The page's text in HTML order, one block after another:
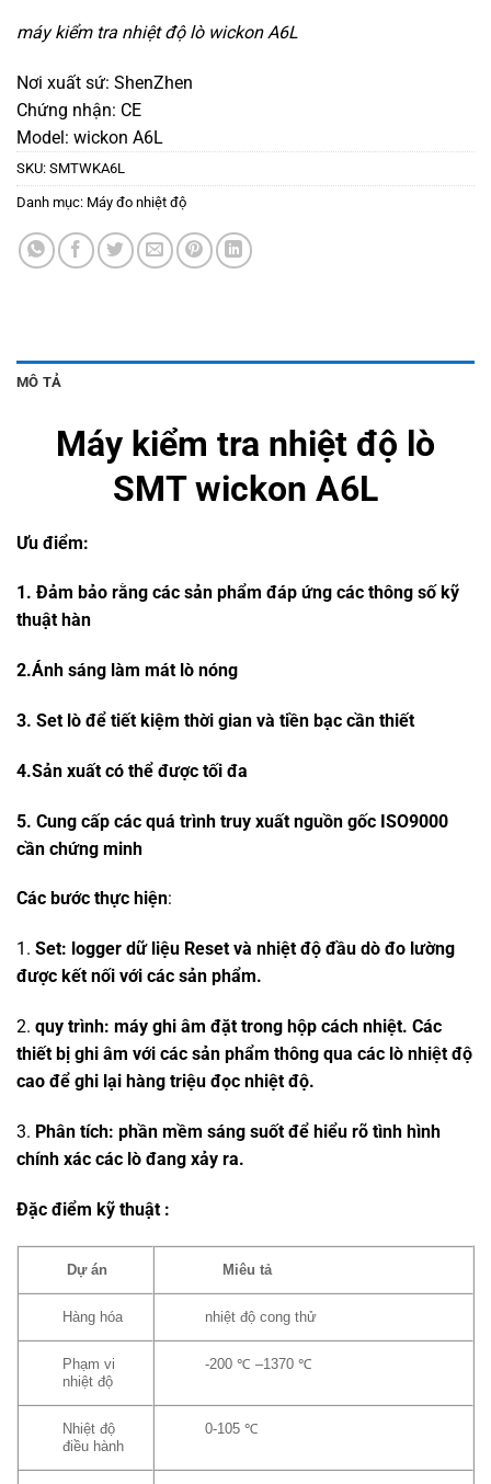
máy kiểm tra nhiệt độ lò wickon A6L
Nơi xuất sứ: ShenZhen
Chứng nhận: CE
Model: wickon A6L
SKU: SMTWKA6L
Danh mục: Máy đo nhiệt độ
MÔ TẢ
Máy kiểm tra nhiệt độ lò
SMT wickon A6L
Ưu điểm:
1. Đảm bảo rằng các sản phẩm đáp ứng các thông số kỹ
thuật hàn
2.Ánh sáng làm mát lò nóng
3. Set lò để tiết kiệm thời gian và tiền bạc cần thiết
4.Sản xuất có thể được tối đa
5. Cung cấp các quá trình truy xuất nguồn gốc ISO9000
cần chứng minh
Các bước thực hiện:
1. Set: logger dữ liệu Reset và nhiệt độ đầu dò đo lường
được kết nối với các sản phẩm.
2. quy trình: máy ghi âm đặt trong hộp cách nhiệt. Các
thiết bị ghi âm với các sản phẩm thông qua các lò nhiệt độ
cao để ghi lại hàng triệu đọc nhiệt độ.
3. Phân tích: phần mềm sáng suốt để hiểu rõ tình hình
chính xác các lò đang xảy ra.
Đặc điểm kỹ thuật :
Dự án Miêu tả
Hàng hóa nhiệt độ cong thử
Phạm vi
nhiệt độ
-200 ℃ –1370 ℃
Nhiệt độ
điều hành
0-105 ℃